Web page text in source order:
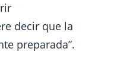
decir que la
preparada”.